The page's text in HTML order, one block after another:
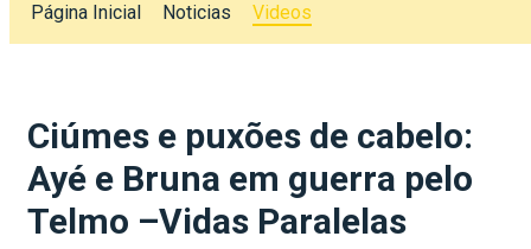
Página Inicial Noticias Videos
Ciúmes e puxões de cabelo:
Ayé e Bruna em guerra pelo
Telmo –Vidas Paralelas